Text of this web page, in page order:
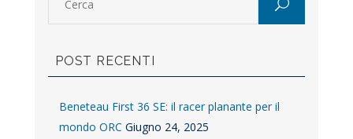
POST RECENTI
Beneteau First 36 SE: il racer planante per il
mondo ORC Giugno 24, 2025